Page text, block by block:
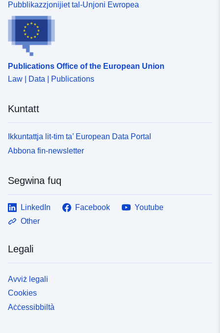
Pubblikazzjonijiet tal-Unjoni Ewropea
Publications Office of the European Union
Law | Data | Publications
Kuntatt
Ikkuntattja lit-tim ta’ European Data Portal
Abbona fin-newsletter
Segwina fuq
LinkedIn Facebook
Youtube
Other
Legali
Avviż legali
Cookies
Aċċessibbiltà